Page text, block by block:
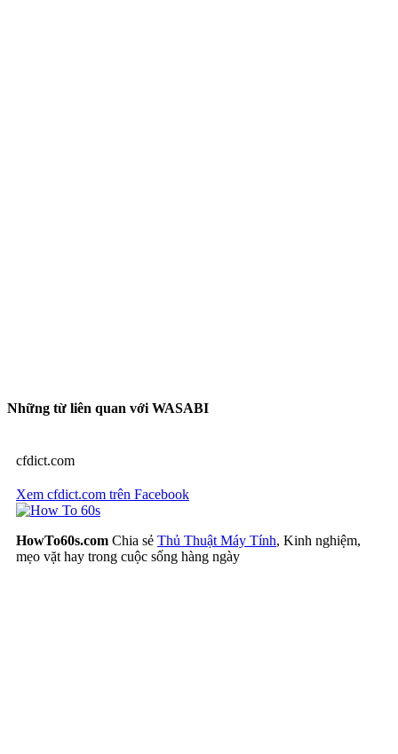
Những từ liên quan với WASABI
cfdict.com
Xem cfdict.com trên Facebook
HowTo60s.com Chia sẻ Thủ Thuật Máy Tính, Kinh nghiệm,
mẹo vặt hay trong cuộc sống hàng ngày